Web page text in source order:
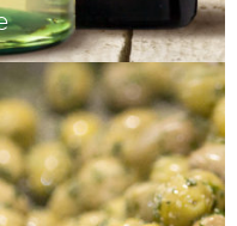
Aber es
Kultur des
wieder zu
wenn er aus
Wein
wie...